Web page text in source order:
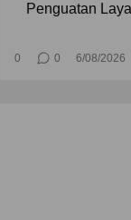
Penguatan
0 0 6/08/2026